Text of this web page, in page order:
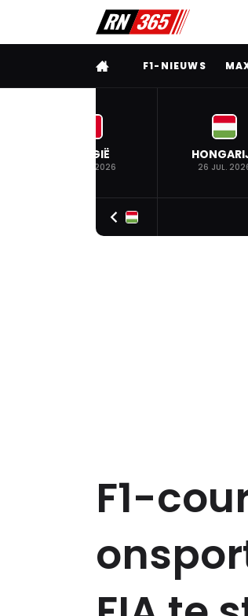
VOLLEDIG MENU
F1-NIEUWS
BELGIË
19 JUL. 2026 26 JUL.
F1-